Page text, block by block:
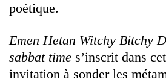
poétique.
Emen Hetan Witchy Bitchy
sabbat time s’inscrit dans
invitation à sonder les